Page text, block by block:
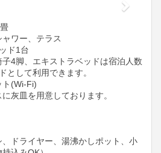
ワー、テラス
ド1台
4脚、エキストラベッドは宿泊人数
として利用できます。
ト(Wi-Fi)
灰皿を用意しております。
ドライヤー、湯沸かしポット、小